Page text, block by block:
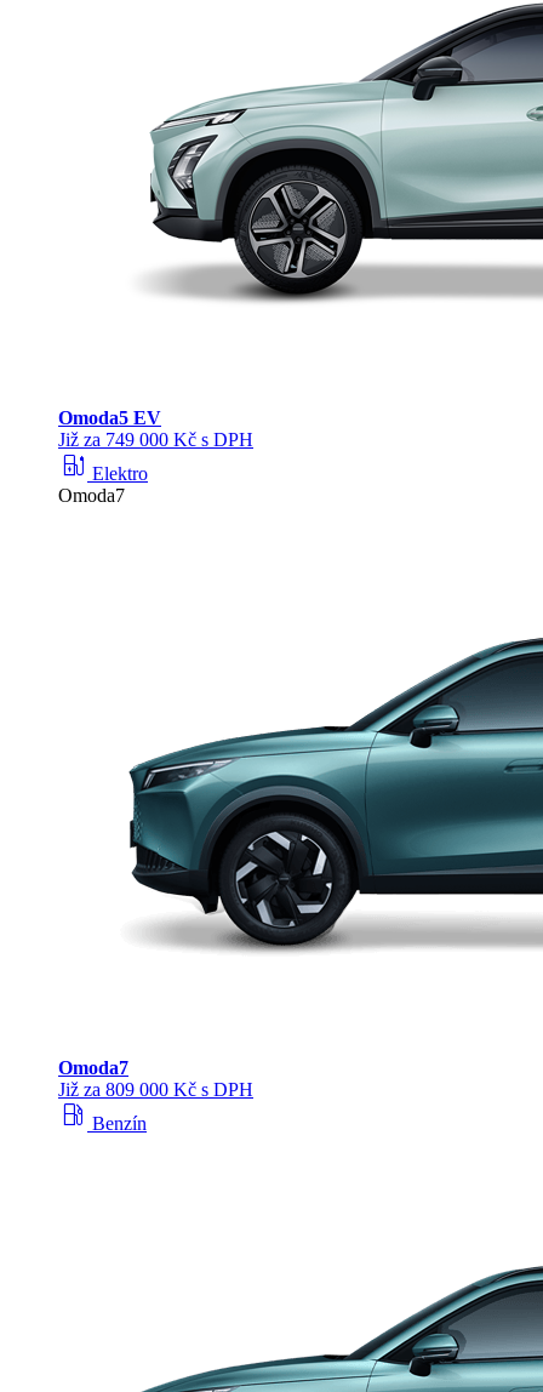
Omoda5 EV
Již za 749 000 Kč s DPH
ev_station Elektro
Omoda7
Omoda7
Již za 809 000 Kč s DPH
local_gas_station Benzín